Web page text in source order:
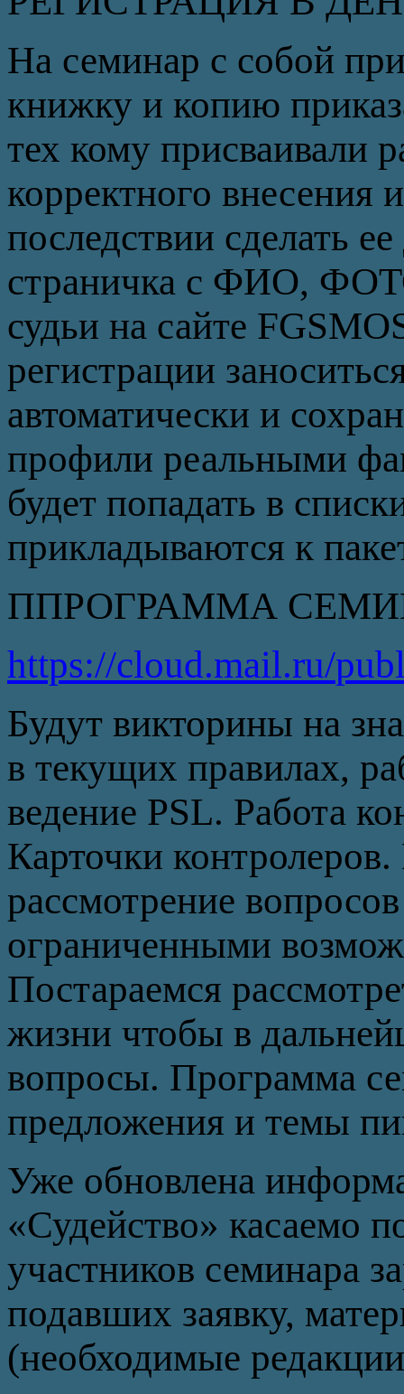
На семинар с собой
книжку и копию
тех кому присваивали
корректного
последствии сделать
страничка с ФИО,
судьи на сайте
регистрации
автоматически и
профили реальными
будет попадать в
прикладываются к
ППРОГРАММА
https://cloud.mail.ru/
Будут викторины на
в текущих правилах,
ведение PSL. Работа
Карточки
рассмотрение
ограниченными
Постараемся
жизни чтобы в
вопросы. Программа
предложения и темы
Уже обновлена
«Судейство» касаемо
участников семинара
подавших заявку,
(необходимые